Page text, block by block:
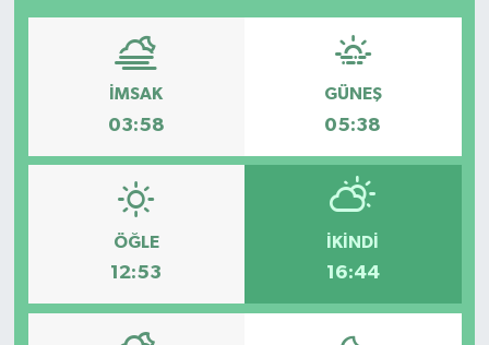
İMSAK
03:58
GÜNEŞ
05:38
ÖĞLE
12:53
İKINDI
16:44